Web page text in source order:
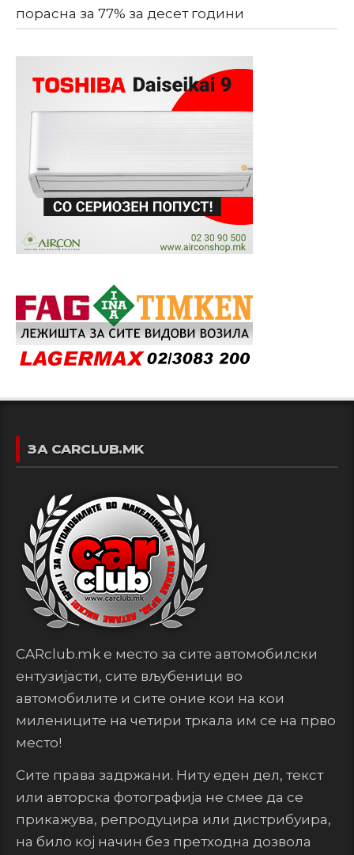
порасна за 77% за десет години
ЗА CARCLUB.MK
CARclub.mk е место за сите автомобилски
ентузијасти, сите вљубеници во
автомобилите и сите оние кои на кои
милениците на четири тркала им се на прво
место!
Сите права задржани. Ниту еден дел, текст
или авторска фотографија не смее да се
прикажува, репродуцира или дистрибуира,
на било кој начин без претходна дозвола